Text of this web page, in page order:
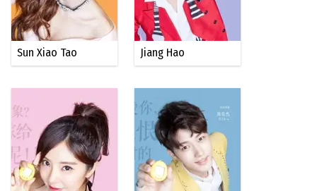
Sun Xiao Tao Jiang Hao